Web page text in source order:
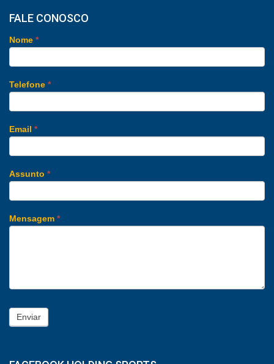
FALE CONOSCO
Nome *
Telefone *
Email *
Assunto *
Mensagem *
Enviar